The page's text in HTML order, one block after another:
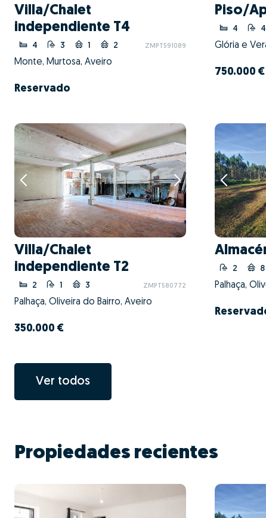
Villa/Chalet
independiente T4
4 3 1 2 ZMPT591089
Monte, Murtosa, Aveiro
Reservado
Piso/
4 4
Glória e
750.000 €
Villa/Chalet
independiente T2
2 1 3 ZMPT580772
Palhaça, Oliveira do Bairro, Aveiro
350.000 €
2 8
Palhaça,
Ver todos
Propiedades recientes